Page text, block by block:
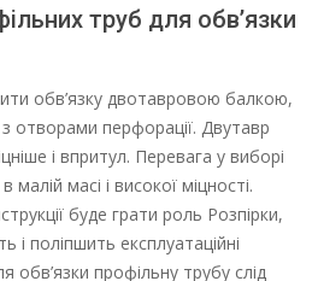
труб для обв’язки
обв’язку двотавровою балкою,
отворами перфорації. Двутавр
і впритул. Перевага у виборі
масі і високої міцності.
буде грати роль Розпірки,
і поліпшить експлуатаційні
обв’язки профільну трубу слід